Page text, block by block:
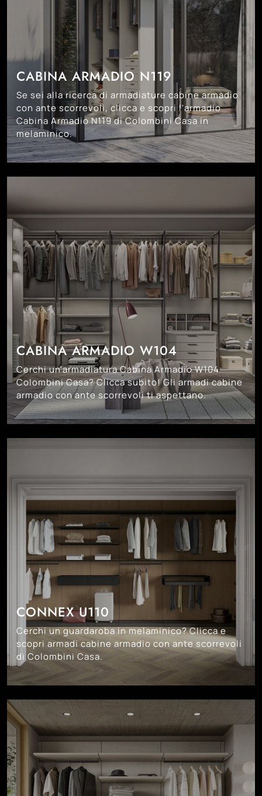
CABINA ARMADIO N119
Se sei alla ricerca di armadiature cabine armadio
con ante scorrevoli, clicca e scopri l'armadio
Cabina Armadio N119 di Colombini Casa in
melaminico.
CABINA ARMADIO W104
Cerchi un'armadiatura Cabina Armadio W104
Colombini Casa? Clicca subito! Gli armadi cabine
armadio con ante scorrevoli ti aspettano.
CONNEX U110
Cerchi un guardaroba in melaminico? Clicca e
scopri armadi cabine armadio con ante scorrevoli
di Colombini Casa.